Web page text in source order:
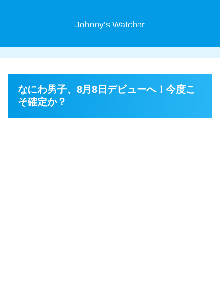
Johnny’s Watcher
なにわ男子、8月8日デビューへ！今度こ
そ確定か？